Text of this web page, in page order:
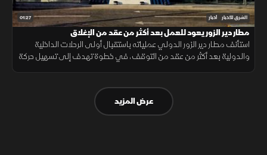
01:27 الشرق للأخبار أخبار
مطار دير الزور يعود للعمل بعد أكثر من عقد من الإغلاق
استأنف مطار دير الزور الدولي عملياته باستقبال أولى الرحلات الداخلية
والدولية بعد أكثر من عقد من التوقف، في خطوة تهدف إلى تسهيل حركة
عرض المزيد